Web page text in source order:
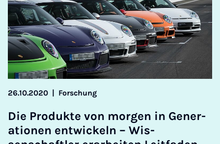
26.10.2020 | Forschung
Die Produkte von mor­gen in Gen­er­
a­tion­en en­twick­eln – Wis­